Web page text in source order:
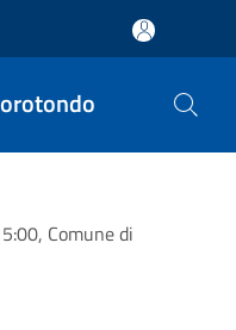
Comune di